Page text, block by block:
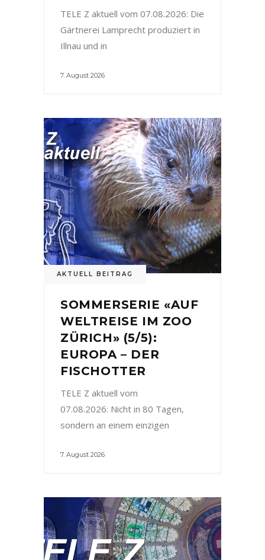
TELE Z aktuell vom 07.08.2026: Die
Gärtnerei Lamprecht produziert in
Illnau und in
7. August 2026
AKTUELL BEITRAG
SOMMERSERIE «AUF
WELTREISE IM ZOO
ZÜRICH» (5/5):
EUROPA – DER
FISCHOTTER
TELE Z aktuell vom
07.08.2026: Nicht in 80 Tagen,
sondern an einem einzigen
7. August 2026